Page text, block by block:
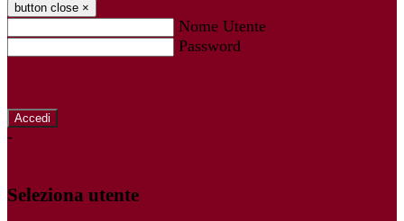
button close ×
Nome Utente
Password
-
Seleziona utente